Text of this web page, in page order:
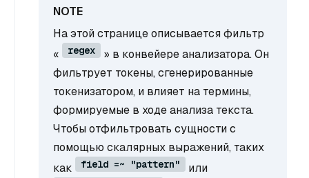
На этой странице описывается фильтр
«
regex
» в конвейере анализатора. Он
фильтрует токены, сгенерированные
токенизатором, и влияет на термины,
формируемые в ходе анализа текста.
Чтобы отфильтровать сущности с
помощью скалярных выражений, таких
как
field =~ "pattern" или